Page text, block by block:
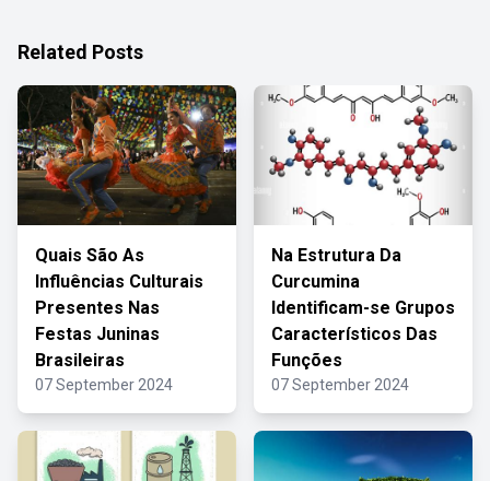
Related Posts
Quais São As
Influências Culturais
Presentes Nas
Festas Juninas
Brasileiras
07 September 2024
Na Estrutura Da
Curcumina
Identificam-se Grupos
Característicos Das
Funções
07 September 2024